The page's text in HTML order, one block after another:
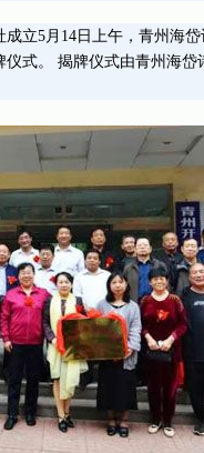
立5月14日上午，青州海
仪式。 揭牌仪式由青州海